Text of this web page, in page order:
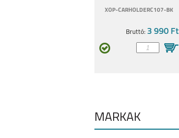
SAMSUNG GALAXY
A25 5G
XOP-CARHOLDERC107-BK
Bruttó: 3 990 Ft
MÁRKÁK